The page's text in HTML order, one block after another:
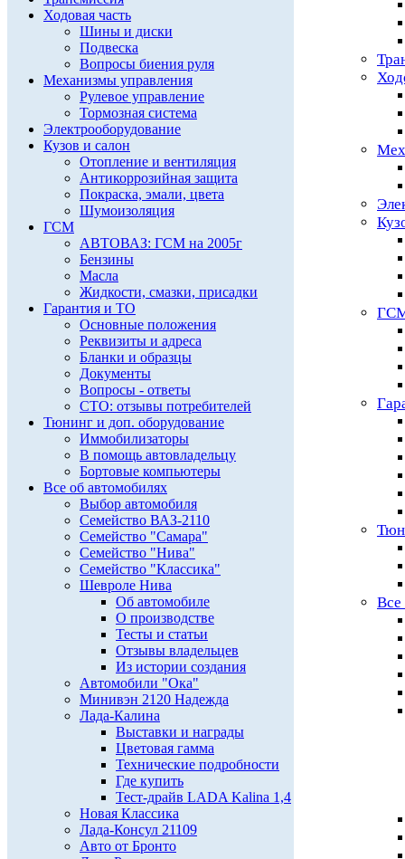
Ходовая часть
Шины и диски
Подвеска
Вопросы биения руля
Механизмы управления
Рулевое управление
Тормозная система
Электрооборудование
Кузов и салон
Отопление и вентиляция
Антикоррозийная защита
Покраска, эмали, цвета
Шумоизоляция
ГСМ
АВТОВАЗ: ГСМ на 2005г
Бензины
Масла
Жидкости, смазки, присадки
Гарантия и ТО
Основные положения
Реквизиты и адреса
Бланки и образцы
Документы
Вопросы - ответы
СТО: отзывы потребителей
Тюнинг и доп. оборудование
Иммобилизаторы
В помощь автовладельцу
Бортовые компьютеры
Все об автомобилях
Выбор автомобиля
Семейство ВАЗ-2110
Семейство "Самара"
Семейство "Нива"
Семейство "Классика"
Шевроле Нива
Об автомобиле
О производстве
Тесты и статьи
Отзывы владельцев
Из истории создания
Автомобили "Ока"
Минивэн 2120 Надежда
Лада-Калина
Выставки и награды
Цветовая гамма
Технические подробности
Где купить
Тест-драйв LADA Kalina 1,4
Новая Классика
Лада-Консул 21109
Авто от Бронто
Все